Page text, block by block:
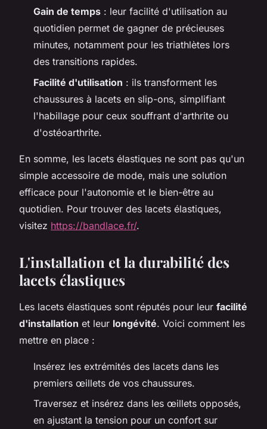
Gain de temps : leur facilité d'utilisation au
quotidien permet de gagner de précieuses
minutes, notamment pour les triathlètes lors
des transitions rapides.
Facilité d'utilisation : ils transforment les
chaussures à lacets en slip-ons, simplifiant
l'habillage pour ceux souffrant d'arthrite ou
d'ostéoarthrite.
En somme, les lacets élastiques ne sont pas qu'un
simple accessoire de mode, mais une solution
efficace pour l'autonomie et le bien-être au
quotidien. Pour trouver des lacets élastiques,
visitez https://bandlace.fr/.
L'installation et la durabilité des
lacets élastiques
Les lacets élastiques sont réputés pour leur facilité
d'installation et leur longévité. Voici comment les
mettre en place :
Insérez les extrémités des lacets dans les
premiers œillets de vos chaussures.
Traversez et insérez dans les œillets opposés,
en ajustant la tension pour un confort sur